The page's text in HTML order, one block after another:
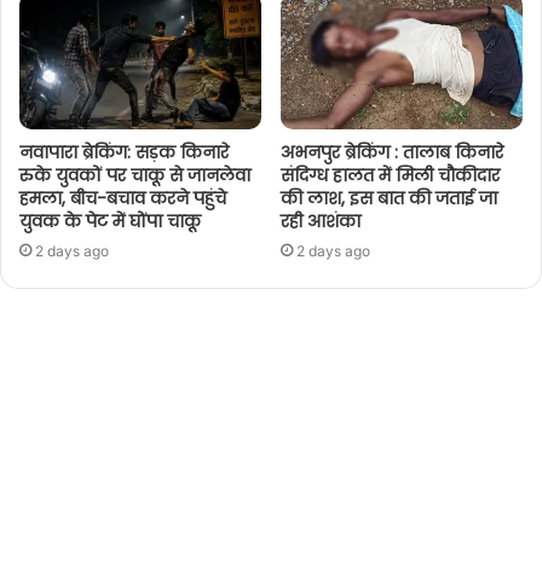
नवापारा ब्रेकिंग: सड़क किनारे
रुके युवकों पर चाकू से जानलेवा
हमला, बीच-बचाव करने पहुंचे
युवक के पेट में घोंपा चाकू
2 days ago
अभनपुर ब्रेकिंग : तालाब किनारे
संदिग्ध हालत में मिली चौकीदार
की लाश, इस बात की जताई जा
रही आशंका
2 days ago